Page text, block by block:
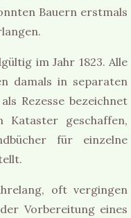
Bauern erstmals
im Jahr 1823. Alle
damals in separaten
Rezesse bezeichnet
Kataster geschaffen,
für einzelne
oft vergingen
Vorbereitung eines